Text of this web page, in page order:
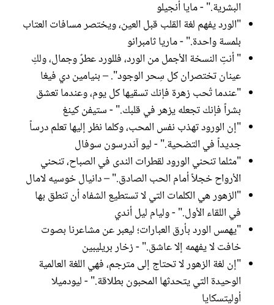
البشرية." - مايا أنجيلو
"الورد يفهم لغة القلب قبل العين، ويختصر مسافات العتاب
بلمسة واحدة." - ماريا ثامبرانو
" أنتِ النسخة الأجمل من الورد، فللورد عطرٌ وجمال، ولكِ
عينان تختصران كل سِحر الوجود". – بنيامين دي فيغا
"عندما تُحب زهرة فإنك تسقيها كل يوم، وعندما تعشق
بشراً فإنك تجعله يزهر في قلبك." - ستيفن كينغ
"إن الورود تهذب نفس المحب، وكلما نظر إليها تعلم درساً
جديداً في التضحية." - ليو آندرسون سوفال
"مثلما تنحني الورود لقطرات الندى في الصباح، تنحني
الأرواح خجلاً أمام الحب الصادق." – دانيال خوسيه لامال
"الزهور هي الكلمات التي لا تستطيع الشفاه أن تنطق بها
في اللقاء الأول." - وليام ليل أندي
"يهمس الورد بأرق العبارات؛ ليعبر عن مشاعرنا بصوت
خافت لا يفهمه إلا عاشق." - زخار بريليبين
"إن لغة الزهور لا تحتاج إلى مترجم، فهي اللغة العالمية
الوحيدة التي يتحدثها المحبون بطلاقة." - ليودميلا
أوليتسكايا